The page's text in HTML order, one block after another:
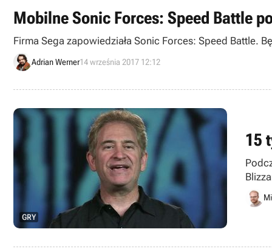
Mobilne Sonic Forces: Speed Battle
Firma Sega zapowiedziała Sonic Forces: Speed Battle.
Adrian Werner14 września 2017 12:12
GRY
15